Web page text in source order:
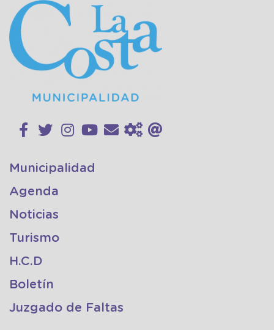
Municipalidad
Agenda
Noticias
Turismo
H.C.D
Boletín
Juzgado de Faltas